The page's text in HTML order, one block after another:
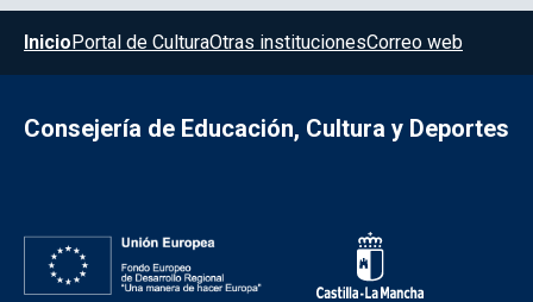
Menú del pie
InicioPortal de CulturaOtras institucionesCorreo web
Consejería de Educación, Cultura y Deportes